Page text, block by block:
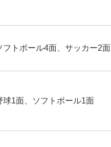
フトボール4面、サッカー2面
球1面、ソフトボール1面